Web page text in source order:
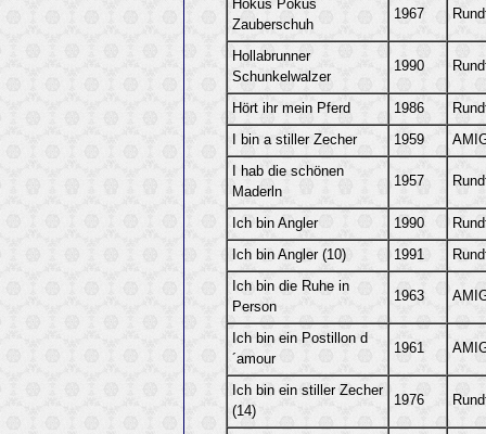
Hokus Pokus
Zauberschuh
1967
Hollabrunner
Schunkelwalzer
1990
Hört ihr mein Pferd 1986
I bin a stiller Zecher 1959
I hab die schönen
Maderln
1957
Ich bin Angler 1990
Ich bin Angler (10) 1991
Ich bin die Ruhe in
Person
1963
Ich bin ein Postillon d
´amour
1961
Ich bin ein stiller Zecher
(14)
1976